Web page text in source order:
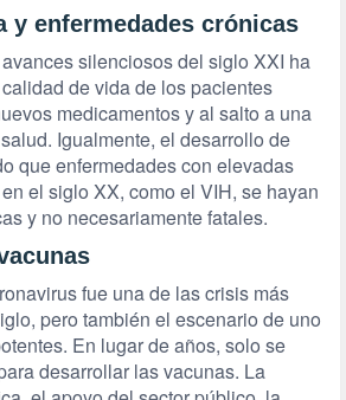
y enfermedades crónicas
silenciosos del siglo XXI ha
de vida de los pacientes
medicamentos y al salto a una
Igualmente, el desarrollo de
que enfermedades con elevadas
el siglo XX, como el VIH, se hayan
y no necesariamente fatales.
fue una de las crisis más
pero también el escenario de uno
En lugar de años, solo se
desarrollar las vacunas. La